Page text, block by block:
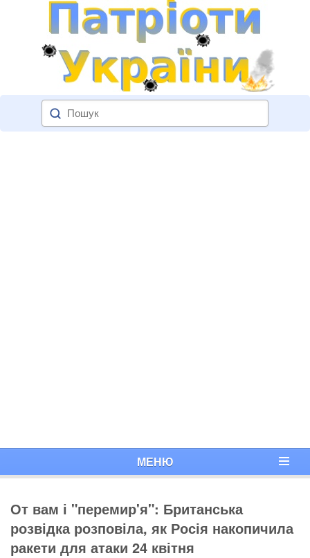
МЕНЮ
От вам і "перемир'я": Британська
розвідка розповіла, як Росія накопичила
ракети для атаки 24 квітня